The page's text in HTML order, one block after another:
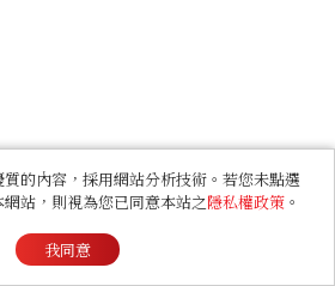
的內容，採用網站分析技術。若您未點選
網站，則視為您已同意本站之隱私權政策 。
我同意